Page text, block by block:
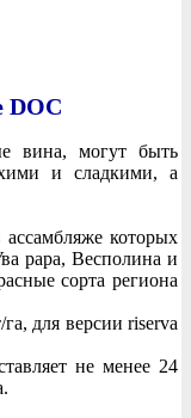
DOC
вина, могут быть
и сладкими, а
которых
рара, Весполина и
сорта региона
для версии riserva
не менее 24